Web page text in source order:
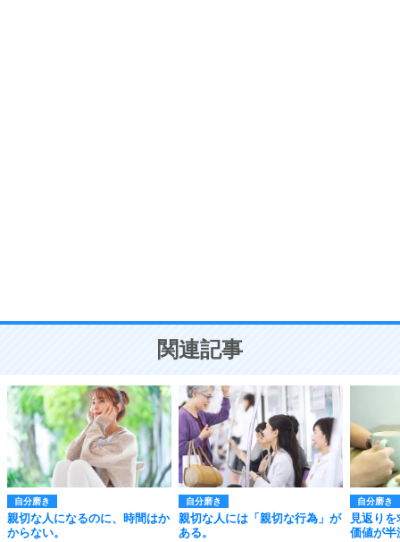
ことが大切。
関連記事
自分磨き
親切な人になるのに、時間はか
からない。
自分磨き
親切な人には「親切な行為」が
ある。
自分磨き
見返り
価値が半